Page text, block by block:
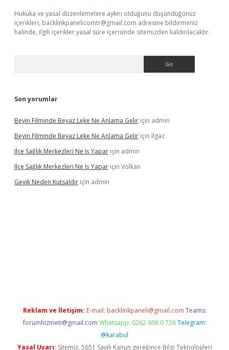
Hukuka ve yasal düzenlemelere aykırı olduğunu düşündüğünüz
içerikleri, backlinkpanelicomtr@gmail.com adresine bildirmeniz
halinde, ilgili içerikler yasal süre içerisinde sitemizden kaldırılacaktır.
Son yorumlar
Beyin Filminde Beyaz Leke Ne Anlama Gelir için admin
Beyin Filminde Beyaz Leke Ne Anlama Gelir için Ilgaz
Ilçe Sağlık Merkezleri Ne Iş Yapar için admin
Ilçe Sağlık Merkezleri Ne Iş Yapar için Volkan
Geyik Neden Kutsaldır için admin
Reklam ve İletişim: E-mail: backlinkpaneli@gmail.com Teams:
forumhizmeti@gmail.com Whatsapp: 0262 606 0 726 Telegram:
@karabul
Yasal Uyarı: Sitemiz, 5651 Sayılı Kanun gereğince Bilgi Teknolojileri